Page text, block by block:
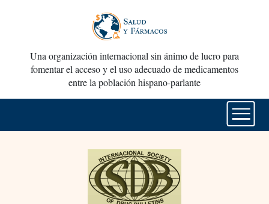
Una organización internacional sin ánimo de lucro para
fomentar el acceso y el uso adecuado de medicamentos
entre la población hispano-parlante